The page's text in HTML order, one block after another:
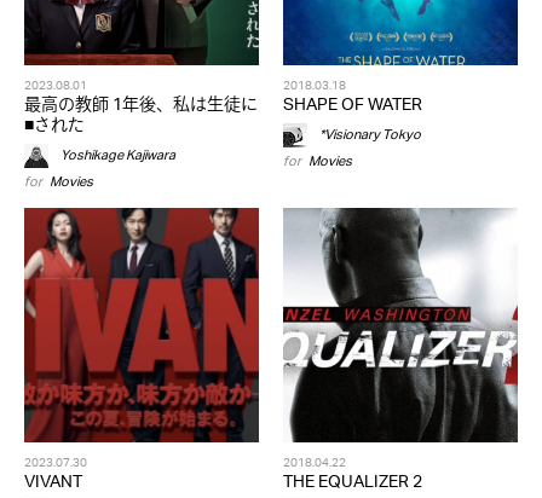
2023.08.01
最高の教師 1年後、私は生徒に
■された
Yoshikage Kajiwara
for Movies
2018.03.18
SHAPE OF WATER
*Visionary Tokyo
for Movies
2023.07.30
VIVANT
2018.04.22
THE EQUALIZER 2